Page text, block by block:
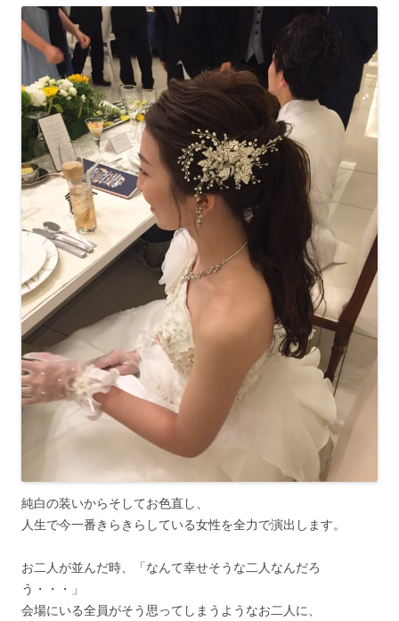
純白の装いからそしてお色直し、
人生で今一番きらきらしている女性を全力で演出します。
お二人が並んだ時、「なんて幸せそうな二人なんだろ
う・・・」
会場にいる全員がそう思ってしまうようなお二人に、